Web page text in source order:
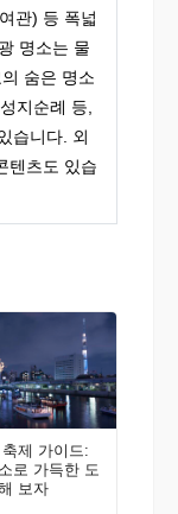
관) 등 폭넓
명소는 물
숨은 명소
지순례 등,
습니다. 외
텐츠도 있습
제 가이드:
로 가득한 도
보자